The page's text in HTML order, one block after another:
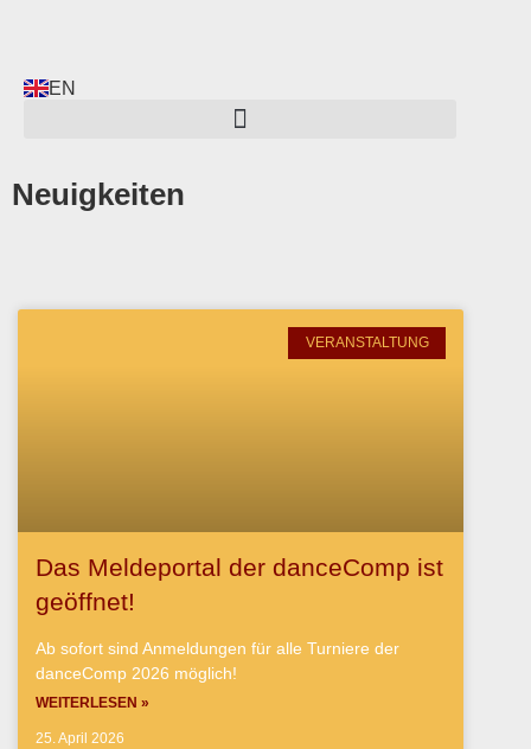
EN
Neuigkeiten
VERANSTALTUNG
Das Meldeportal der danceComp ist
geöffnet!
Ab sofort sind Anmeldungen für alle Turniere der
danceComp 2026 möglich!
WEITERLESEN »
25. April 2026